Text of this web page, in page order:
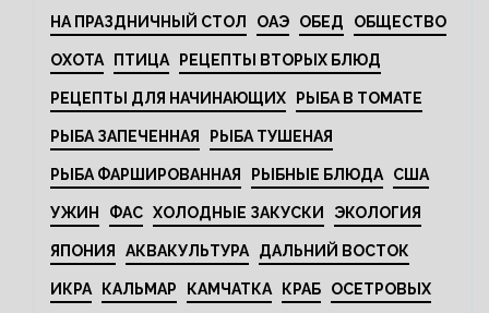
НА ПРАЗДНИЧНЫЙ СТОЛ ОАЭ ОБЕД ОБЩЕСТВО
ОХОТА ПТИЦА РЕЦЕПТЫ ВТОРЫХ БЛЮД
РЕЦЕПТЫ ДЛЯ НАЧИНАЮЩИХ РЫБА В ТОМАТЕ
РЫБА ЗАПЕЧЕННАЯ РЫБА ТУШЕНАЯ
РЫБА ФАРШИРОВАННАЯ РЫБНЫЕ БЛЮДА США
УЖИН ФАС ХОЛОДНЫЕ ЗАКУСКИ ЭКОЛОГИЯ
ЯПОНИЯ АКВАКУЛЬТУРА ДАЛЬНИЙ ВОСТОК
ИКРА КАЛЬМАР КАМЧАТКА КРАБ ОСЕТРОВЫХ